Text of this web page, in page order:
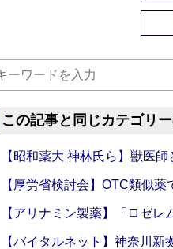
この記事と同じカテゴリ
【昭和薬大 神林氏ら】獣医
【厚労省検討会】OTC類似
【アリナミン製薬】「ロゼ
【バイタルネット】神奈川